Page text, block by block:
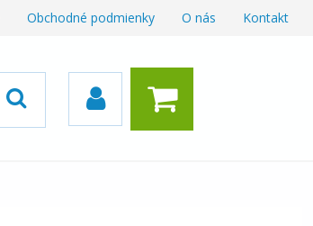
Obchodné podmienky O nás Kontakt